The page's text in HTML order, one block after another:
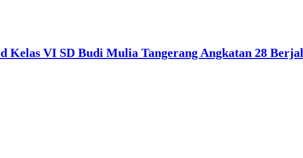
Kelas VI SD Budi Mulia Tangerang Angkatan 28